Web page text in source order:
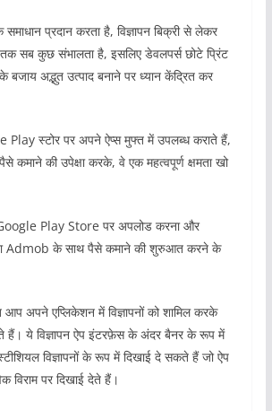
समाधान प्रदान करता है, विज्ञापन बिक्री से लेकर
तक सब कुछ संभालता है, इसलिए डेवलपर्स छोटे प्रिंट
बजाय अद्भुत उत्पाद बनाने पर ध्यान केंद्रित कर
स्टोर पर अपने ऐप्स मुफ्त में उपलब्ध कराते हैं,
कमाने की उपेक्षा करके, वे एक महत्वपूर्ण क्षमता खो
Play Store पर अपलोड करना और
Admob के साथ पैसे कमाने की शुरुआत करने के
अपने एप्लिकेशन में विज्ञापनों को शामिल करके
ये विज्ञापन ऐप इंटरफ़ेस के अंदर बैनर के रूप में
विज्ञापनों के रूप में दिखाई दे सकते हैं जो ऐप
विराम पर दिखाई देते हैं।